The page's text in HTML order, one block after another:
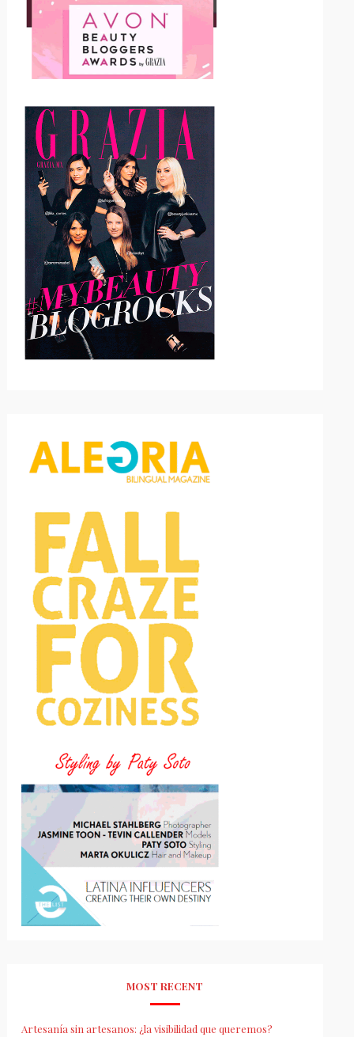
MOST RECENT
Artesanía sin artesanos: ¿la visibilidad que queremos?